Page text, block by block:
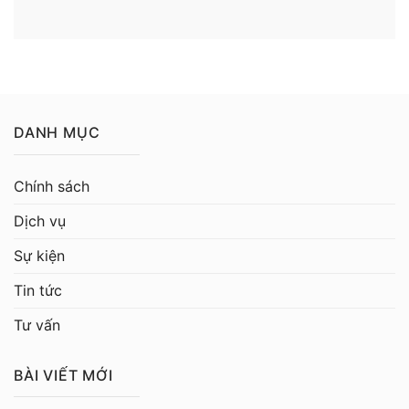
DANH MỤC
Chính sách
Dịch vụ
Sự kiện
Tin tức
Tư vấn
BÀI VIẾT MỚI